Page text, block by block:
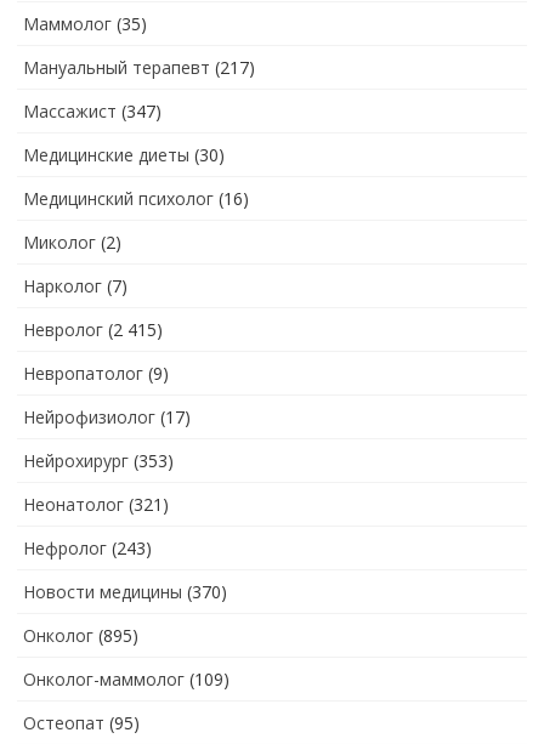
Маммолог (35)
Мануальный терапевт (217)
Массажист (347)
Медицинские диеты (30)
Медицинский психолог (16)
Миколог (2)
Нарколог (7)
Невролог (2 415)
Невропатолог (9)
Нейрофизиолог (17)
Нейрохирург (353)
Неонатолог (321)
Нефролог (243)
Новости медицины (370)
Онколог (895)
Онколог-маммолог (109)
Остеопат (95)